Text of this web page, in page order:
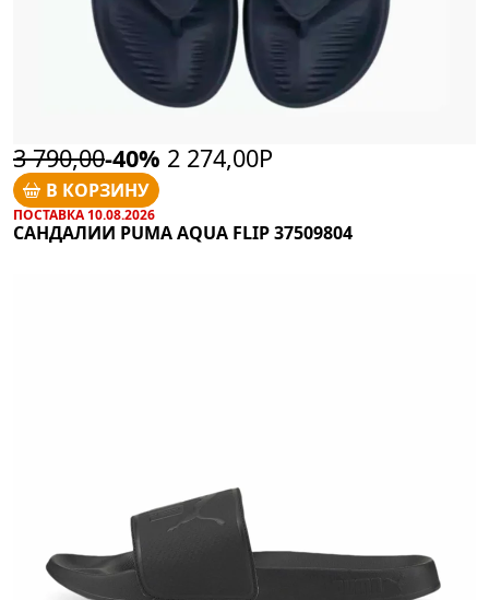
3 790,00-40% 2 274,00Р
В КОРЗИНУ
ПОСТАВКА 10.08.2026
САНДАЛИИ PUMA AQUA FLIP 37509804